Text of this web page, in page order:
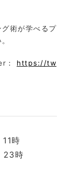
術が学べるプ
： https://tw
時
23時